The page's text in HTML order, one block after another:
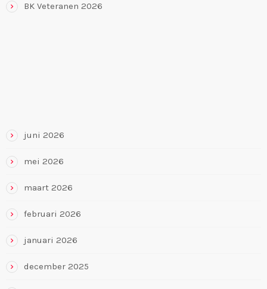
BK Veteranen 2026
juni 2026
mei 2026
maart 2026
februari 2026
januari 2026
december 2025